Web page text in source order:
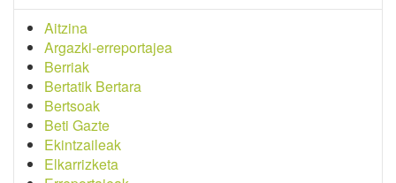
Aitzina
Argazki-erreportajea
Berriak
Bertatik Bertara
Bertsoak
Beti Gazte
Ekintzaileak
Elkarrizketa